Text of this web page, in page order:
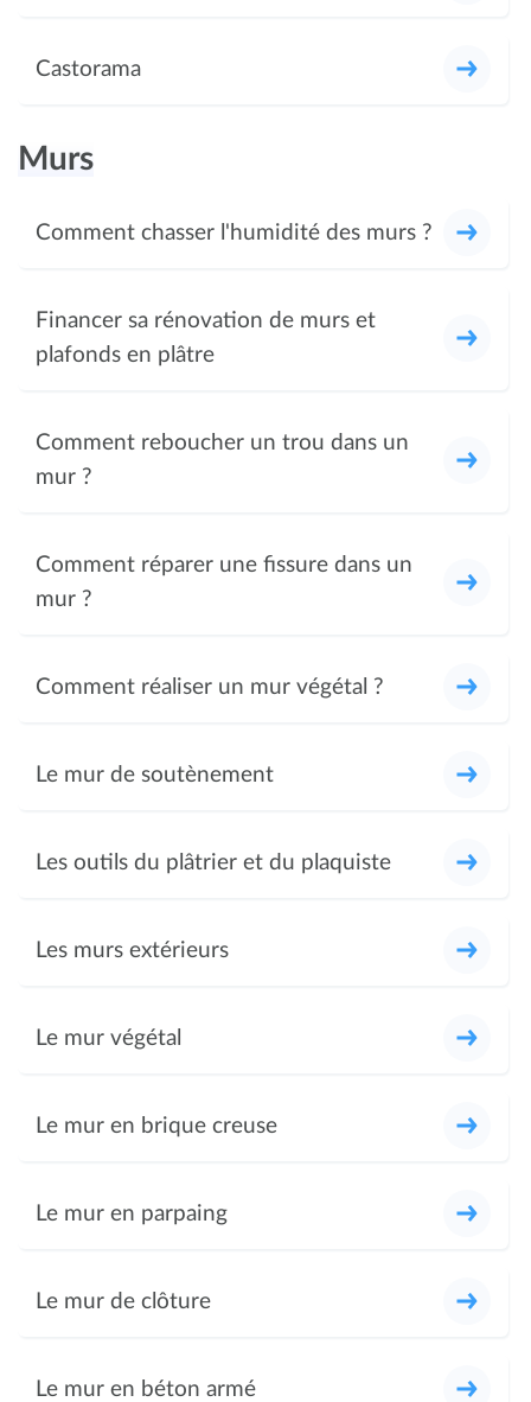
Castorama
Murs
Comment chasser l'humidité des murs ?
Financer sa rénovation de murs et
plafonds en plâtre
Comment reboucher un trou dans un
mur ?
Comment réparer une fissure dans un
mur ?
Comment réaliser un mur végétal ?
Le mur de soutènement
Les outils du plâtrier et du plaquiste
Les murs extérieurs
Le mur végétal
Le mur en brique creuse
Le mur en parpaing
Le mur de clôture
Le mur en béton armé